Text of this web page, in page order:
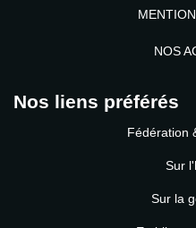
NOS
Nos liens préférés
Fédération
Sur
Sur la